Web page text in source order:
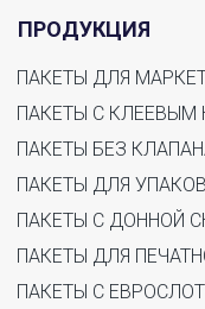
ПРОДУКЦИЯ
ПАКЕТЫ ДЛЯ
ПАКЕТЫ С КЛЕЕВЫМ
ПАКЕТЫ БЕЗ
ПАКЕТЫ ДЛЯ
ПАКЕТЫ С ДОННОЙ
ПАКЕТЫ ДЛЯ
ПАКЕТЫ С